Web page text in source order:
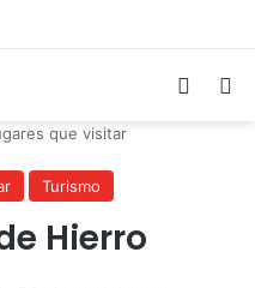
que visitar
Turismo
Hierro